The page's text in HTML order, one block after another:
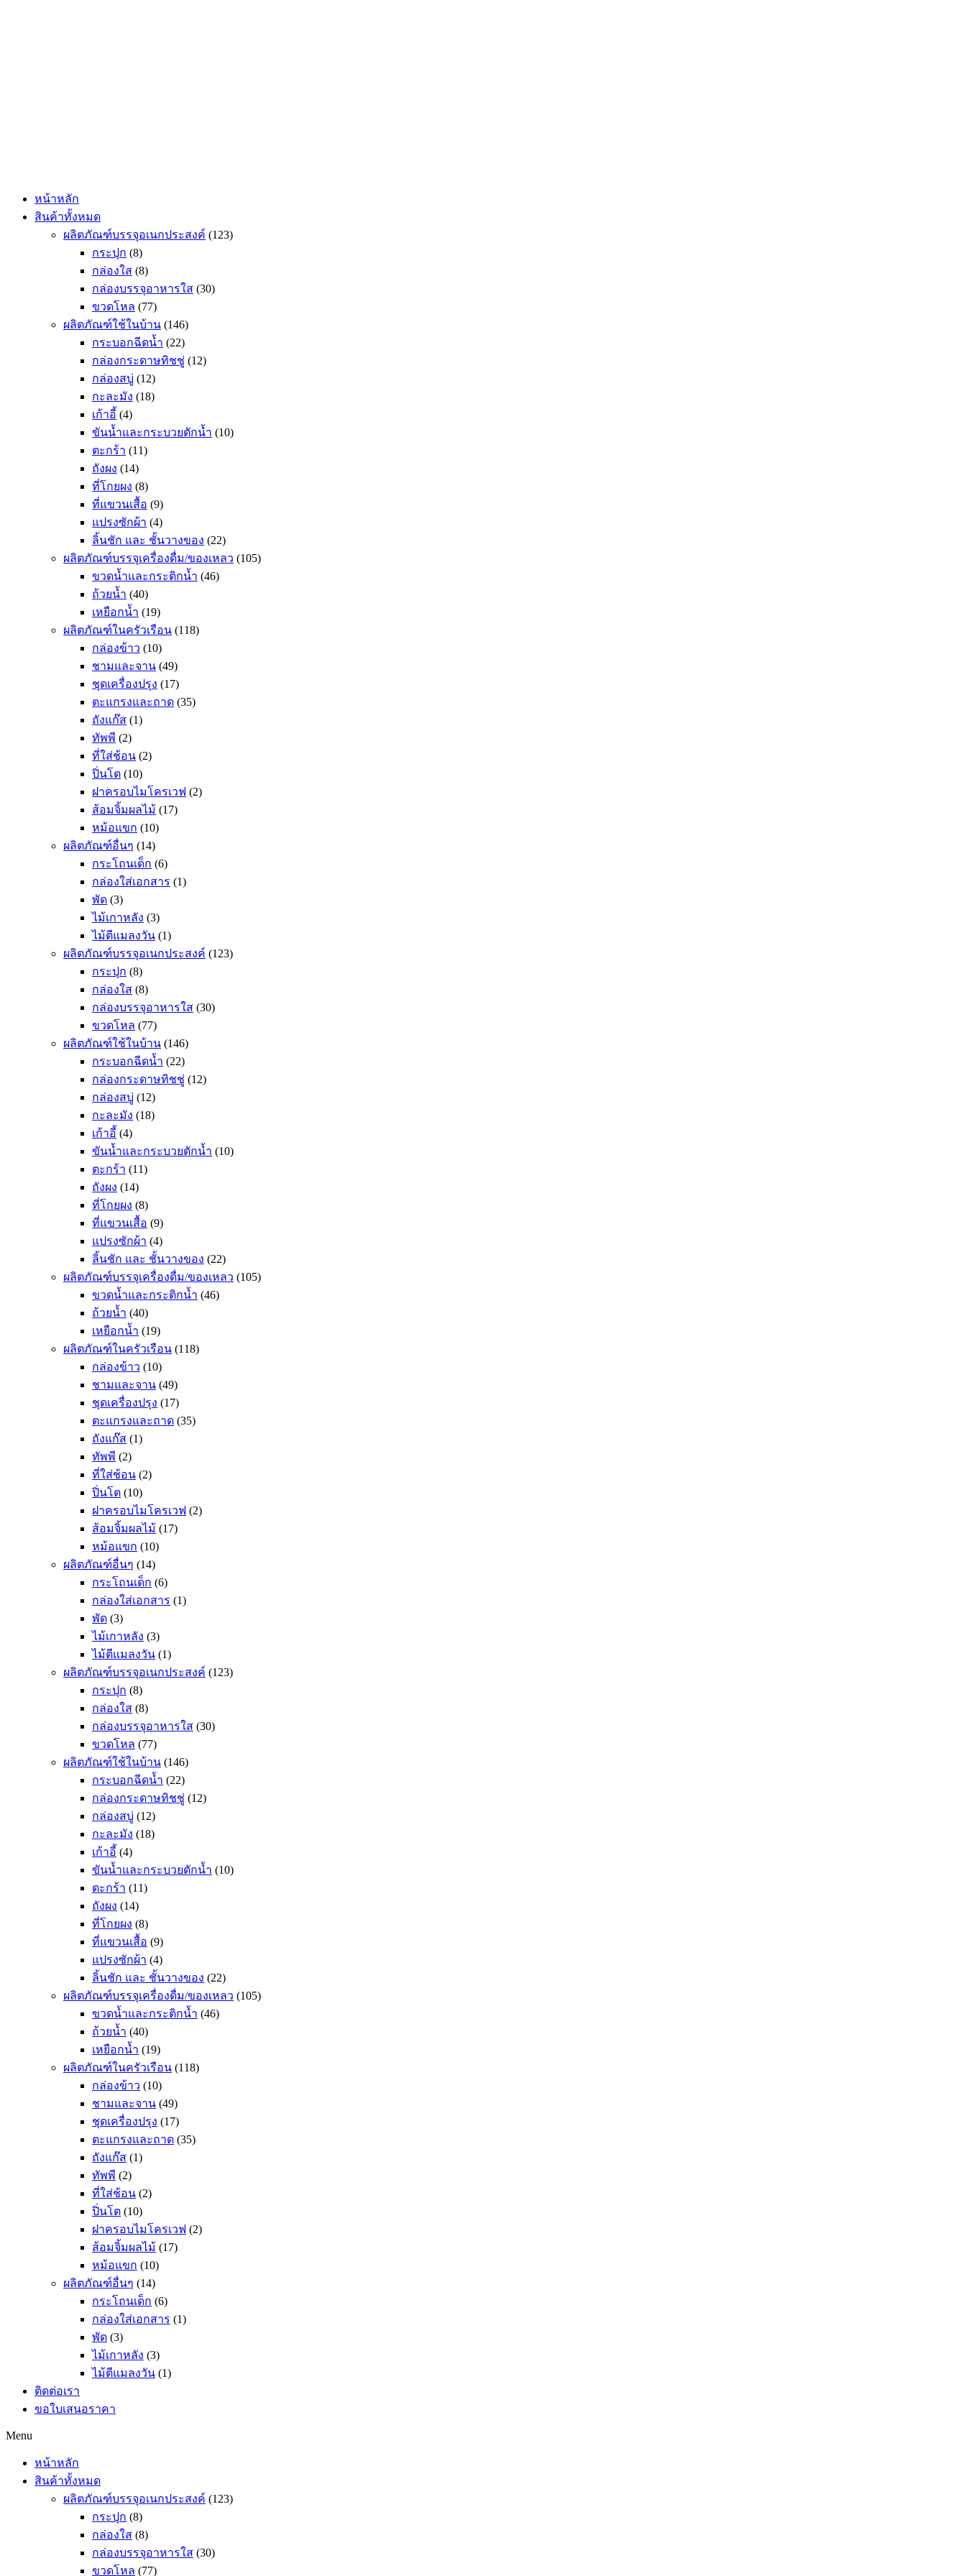
หน้าหลัก
สินค้าทั้งหมด
ผลิตภัณฑ์บรรจุอเนกประสงค์ (123)
กระปุก (8)
กล่องใส (8)
กล่องบรรจุอาหารใส (30)
ขวดโหล (77)
ผลิตภัณฑ์ใช้ในบ้าน (146)
กระบอกฉีดน้ำ (22)
กล่องกระดาษทิชชู่ (12)
กล่องสบู่ (12)
กะละมัง (18)
เก้าอี้ (4)
ขันน้ำและกระบวยตักน้ำ (10)
ตะกร้า (11)
ถังผง (14)
ที่โกยผง (8)
ที่แขวนเสื้อ (9)
แปรงซักผ้า (4)
ลิ้นชัก และ ชั้นวางของ (22)
ผลิตภัณฑ์บรรจุเครื่องดื่ม/ของเหลว (105)
ขวดน้ำและกระติกน้ำ (46)
ถ้วยน้ำ (40)
เหยือกน้ำ (19)
ผลิตภัณฑ์ในครัวเรือน (118)
กล่องข้าว (10)
ชามและจาน (49)
ชุดเครื่องปรุง (17)
ตะแกรงและถาด (35)
ถังแก๊ส (1)
ทัพพี (2)
ที่ใส่ช้อน (2)
ปิ่นโต (10)
ฝาครอบไมโครเวฟ (2)
ส้อมจิ้มผลไม้ (17)
หม้อแขก (10)
ผลิตภัณฑ์อื่นๆ (14)
กระโถนเด็ก (6)
กล่องใส่เอกสาร (1)
พัด (3)
ไม้เกาหลัง (3)
ไม้ตีแมลงวัน (1)
ผลิตภัณฑ์บรรจุอเนกประสงค์ (123)
กระปุก (8)
กล่องใส (8)
กล่องบรรจุอาหารใส (30)
ขวดโหล (77)
ผลิตภัณฑ์ใช้ในบ้าน (146)
กระบอกฉีดน้ำ (22)
กล่องกระดาษทิชชู่ (12)
กล่องสบู่ (12)
กะละมัง (18)
เก้าอี้ (4)
ขันน้ำและกระบวยตักน้ำ (10)
ตะกร้า (11)
ถังผง (14)
ที่โกยผง (8)
ที่แขวนเสื้อ (9)
แปรงซักผ้า (4)
ลิ้นชัก และ ชั้นวางของ (22)
ผลิตภัณฑ์บรรจุเครื่องดื่ม/ของเหลว (105)
ขวดน้ำและกระติกน้ำ (46)
ถ้วยน้ำ (40)
เหยือกน้ำ (19)
ผลิตภัณฑ์ในครัวเรือน (118)
กล่องข้าว (10)
ชามและจาน (49)
ชุดเครื่องปรุง (17)
ตะแกรงและถาด (35)
ถังแก๊ส (1)
ทัพพี (2)
ที่ใส่ช้อน (2)
ปิ่นโต (10)
ฝาครอบไมโครเวฟ (2)
ส้อมจิ้มผลไม้ (17)
หม้อแขก (10)
ผลิตภัณฑ์อื่นๆ (14)
กระโถนเด็ก (6)
กล่องใส่เอกสาร (1)
พัด (3)
ไม้เกาหลัง (3)
ไม้ตีแมลงวัน (1)
ผลิตภัณฑ์บรรจุอเนกประสงค์ (123)
กระปุก (8)
กล่องใส (8)
กล่องบรรจุอาหารใส (30)
ขวดโหล (77)
ผลิตภัณฑ์ใช้ในบ้าน (146)
กระบอกฉีดน้ำ (22)
กล่องกระดาษทิชชู่ (12)
กล่องสบู่ (12)
กะละมัง (18)
เก้าอี้ (4)
ขันน้ำและกระบวยตักน้ำ (10)
ตะกร้า (11)
ถังผง (14)
ที่โกยผง (8)
ที่แขวนเสื้อ (9)
แปรงซักผ้า (4)
ลิ้นชัก และ ชั้นวางของ (22)
ผลิตภัณฑ์บรรจุเครื่องดื่ม/ของเหลว (105)
ขวดน้ำและกระติกน้ำ (46)
ถ้วยน้ำ (40)
เหยือกน้ำ (19)
ผลิตภัณฑ์ในครัวเรือน (118)
กล่องข้าว (10)
ชามและจาน (49)
ชุดเครื่องปรุง (17)
ตะแกรงและถาด (35)
ถังแก๊ส (1)
ทัพพี (2)
ที่ใส่ช้อน (2)
ปิ่นโต (10)
ฝาครอบไมโครเวฟ (2)
ส้อมจิ้มผลไม้ (17)
หม้อแขก (10)
ผลิตภัณฑ์อื่นๆ (14)
กระโถนเด็ก (6)
กล่องใส่เอกสาร (1)
พัด (3)
ไม้เกาหลัง (3)
ไม้ตีแมลงวัน (1)
ติดต่อเรา
ขอใบเสนอราคา
Menu
หน้าหลัก
สินค้าทั้งหมด
ผลิตภัณฑ์บรรจุอเนกประสงค์ (123)
กระปุก (8)
กล่องใส (8)
กล่องบรรจุอาหารใส (30)
ขวดโหล (77)